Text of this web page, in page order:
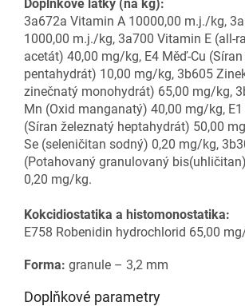
Doplňkové látky (na kg):
3a672a Vitamin A 10000,00 m.j./kg,
1000,00 m.j./kg, 3a700 Vitamin E (all-
acetát) 40,00 mg/kg, E4 Měď-Cu
pentahydrát) 10,00 mg/kg, 3b605
zinečnatý monohydrát) 65,00 mg/kg,
Mn (Oxid manganatý) 40,00 mg/kg, E1
(Síran železnatý heptahydrát) 50,00
Se (seleničitan sodný) 0,20 mg/kg,
(Potahovaný granulovaný
0,20 mg/kg.
Kokcidiostatika a histomonostatika:
E758 Robenidin hydrochlorid 65,00
Forma: granule – 3,2 mm
Doplňkové parametry